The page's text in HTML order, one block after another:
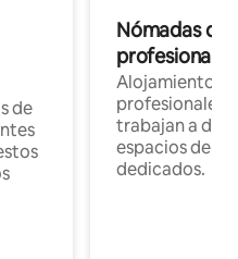
de
Nómadas
Alojamientos
profesionales
trabajan a
espacios de
dedicados.